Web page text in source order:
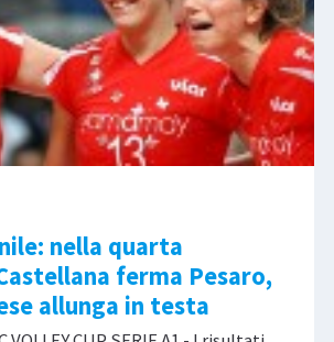
nella quarta
ferma Pesaro,
allunga in testa